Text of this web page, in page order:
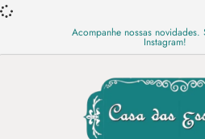
Acompanhe nossas novidades.
Instagram!